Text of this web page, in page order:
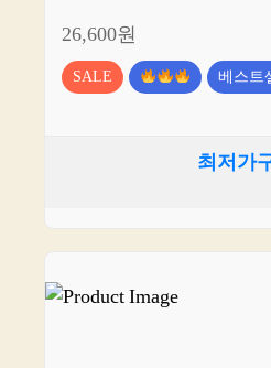
26,600원
SALE 베스트
최저가